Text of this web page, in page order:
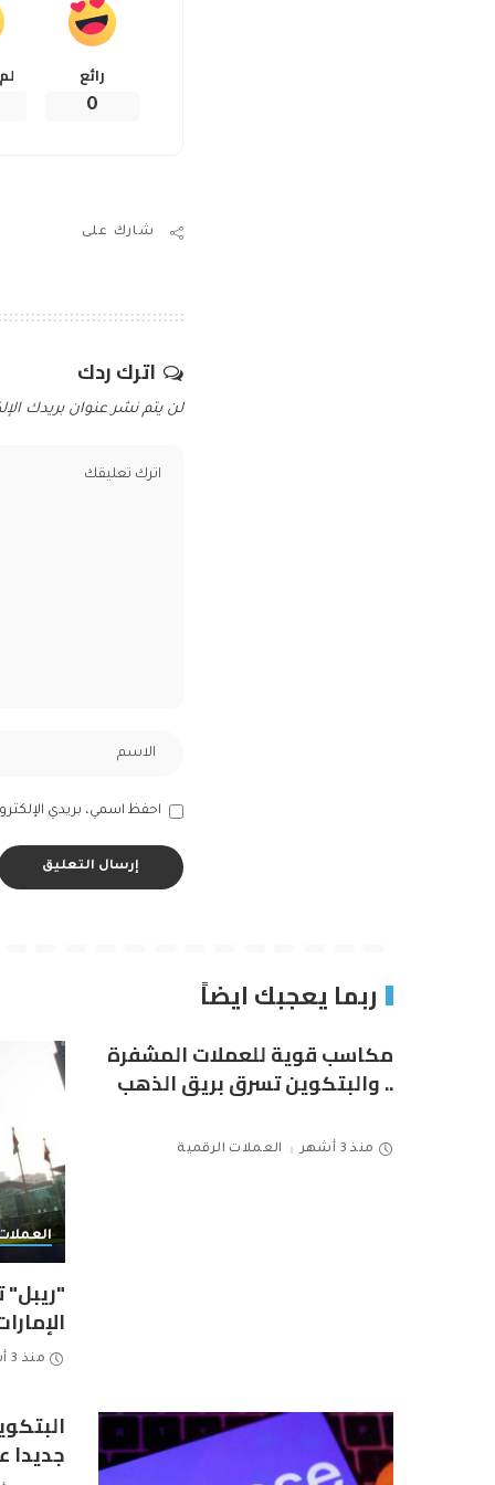
رائع
0
شارك على
اترك ردك
لن يتم نشر عنوان بريدك
احفظ اسمي، بريدي
ربما يعجبك ايضاً
مكاسب قوية للعملات المشفرة
.. والبتكوين تسرق بريق الذهب
منذ 3 أشهر العملات الرقمية
منذ 3 أشهر
جديدا عند 111